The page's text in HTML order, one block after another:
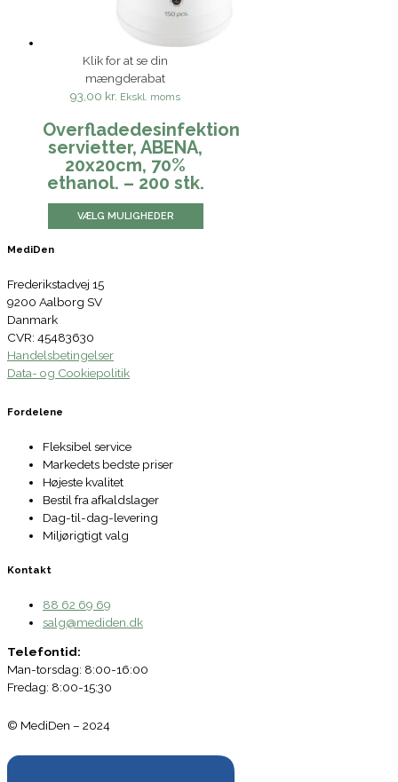
Klik for at se din
mængderabat
93,00 kr. Ekskl. moms
Overfladedesinfektion
servietter, ABENA,
20x20cm, 70%
ethanol. – 200 stk.
VÆLG MULIGHEDER
MediDen
Frederikstadvej 15
9200 Aalborg SV
Danmark
CVR: 45483630
Handelsbetingelser
Data- og Cookiepolitik
Fordelene
Fleksibel service
Markedets bedste priser
Højeste kvalitet
Bestil fra afkaldslager
Dag-til-dag-levering
Miljørigtigt valg
Kontakt
88 62 69 69
salg@mediden.dk
Telefontid:
Man-torsdag: 8:00-16:00
Fredag: 8:00-15:30
© MediDen – 2024